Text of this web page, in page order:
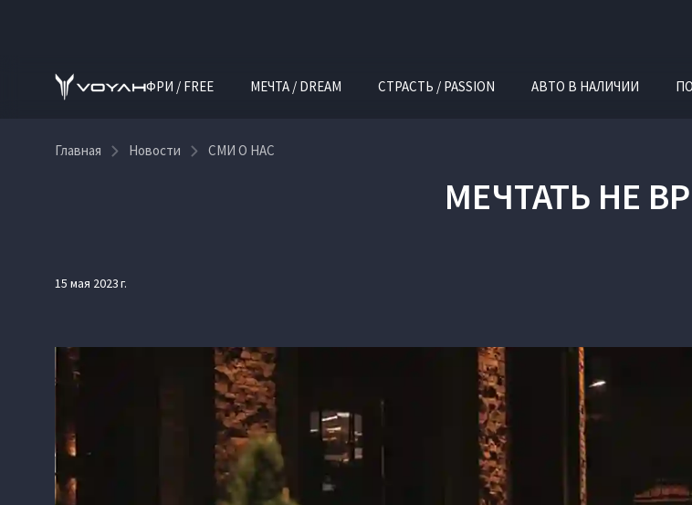
ФРИ / FREE МЕЧТА / DREAM СТРАСТЬ / PASSION АВТО В НАЛИЧИИ
Главная Новости СМИ О НАС
МЕЧТАТЬ НЕ
15 мая 2023 г.